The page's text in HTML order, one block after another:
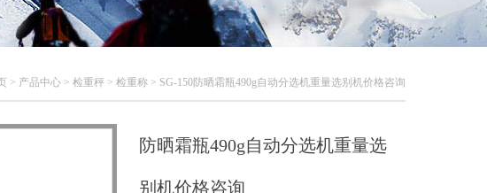
> 产品中心 > 检重秤 > 检重称 > SG-150防晒霜瓶490g自动分选机重量选别机价格咨询
防晒霜瓶490g自动分选机重量选
别机价格咨询